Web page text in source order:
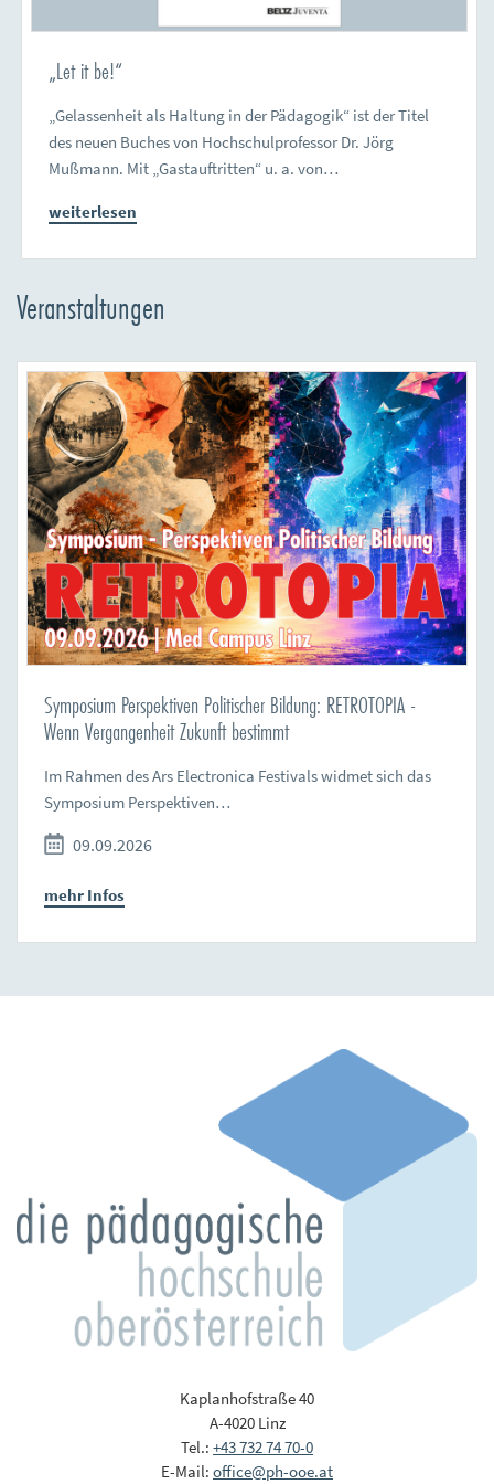
„Let it be!“
„Gelassenheit als Haltung in der Pädagogik“ ist der Titel
des neuen Buches von Hochschulprofessor Dr. Jörg
Mußmann. Mit „Gastauftritten“ u. a. von…
weiterlesen
Veranstaltungen
Symposium Perspektiven Politischer Bildung: RETROTOPIA -
Wenn Vergangenheit Zukunft bestimmt
Im Rahmen des Ars Electronica Festivals widmet sich das
Symposium Perspektiven…
09.09.2026
mehr Infos
Kaplanhofstraße 40
A-4020 Linz
Tel.: +43 732 74 70-0
E-Mail: office@ph-ooe.at